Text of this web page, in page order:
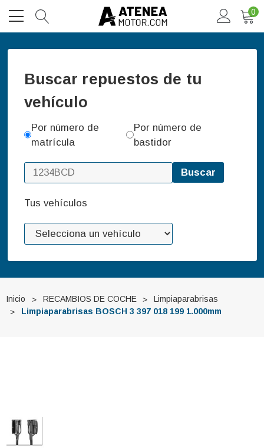
0
Buscar repuestos de tu
vehículo
Por número de
matrícula
Por número de
bastidor
Buscar
Tus vehículos
Inicio RECAMBIOS DE COCHE
Limpiaparabrisas
Limpiaparabrisas BOSCH 3 397 018 199 1.000mm